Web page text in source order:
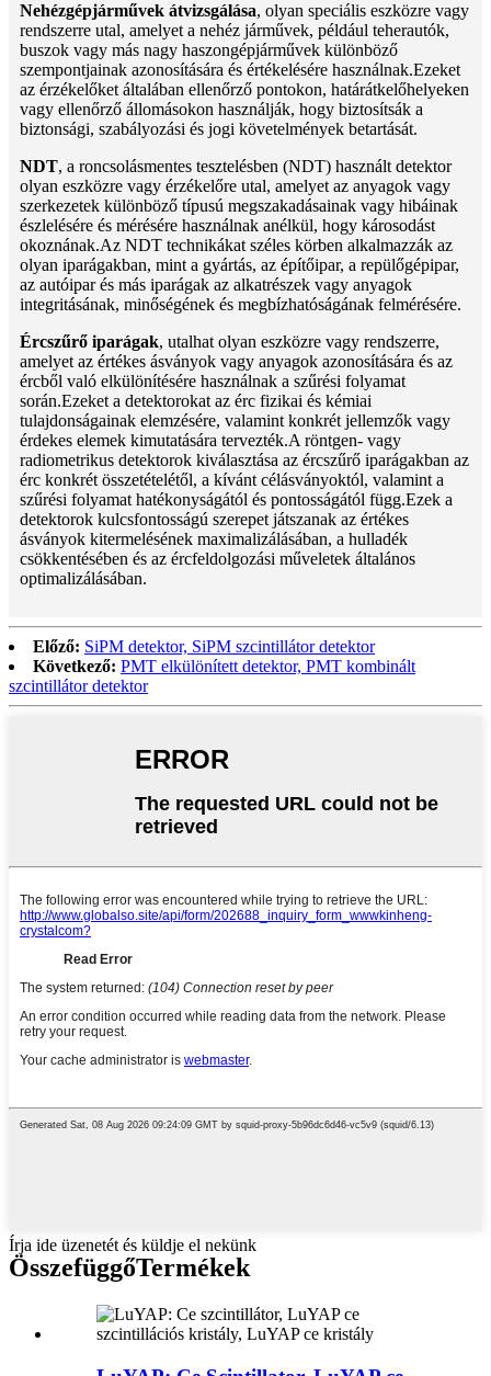
Nehézgépjárművek átvizsgálása, olyan speciális eszközre vagy
rendszerre utal, amelyet a nehéz járművek, például teherautók,
buszok vagy más nagy haszongépjárművek különböző
szempontjainak azonosítására és értékelésére használnak.Ezeket
az érzékelőket általában ellenőrző pontokon, határátkelőhelyeken
vagy ellenőrző állomásokon használják, hogy biztosítsák a
biztonsági, szabályozási és jogi követelmények betartását.
NDT, a roncsolásmentes tesztelésben (NDT) használt detektor
olyan eszközre vagy érzékelőre utal, amelyet az anyagok vagy
szerkezetek különböző típusú megszakadásainak vagy hibáinak
észlelésére és mérésére használnak anélkül, hogy károsodást
okoznának.Az NDT technikákat széles körben alkalmazzák az
olyan iparágakban, mint a gyártás, az építőipar, a repülőgépipar,
az autóipar és más iparágak az alkatrészek vagy anyagok
integritásának, minőségének és megbízhatóságának felmérésére.
Ércszűrő iparágak, utalhat olyan eszközre vagy rendszerre,
amelyet az értékes ásványok vagy anyagok azonosítására és az
ércből való elkülönítésére használnak a szűrési folyamat
során.Ezeket a detektorokat az érc fizikai és kémiai
tulajdonságainak elemzésére, valamint konkrét jellemzők vagy
érdekes elemek kimutatására tervezték.A röntgen- vagy
radiometrikus detektorok kiválasztása az ércszűrő iparágakban az
érc konkrét összetételétől, a kívánt célásványoktól, valamint a
szűrési folyamat hatékonyságától és pontosságától függ.Ezek a
detektorok kulcsfontosságú szerepet játszanak az értékes
ásványok kitermelésének maximalizálásában, a hulladék
csökkentésében és az ércfeldolgozási műveletek általános
optimalizálásában.
Előző: SiPM detektor, SiPM szcintillátor detektor
Következő: PMT elkülönített detektor, PMT kombinált
szcintillátor detektor
Írja ide üzenetét és küldje el nekünk
ÖsszefüggőTermékek